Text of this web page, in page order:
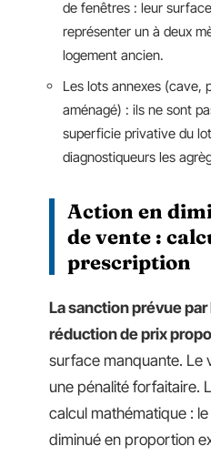
de fenêtres : leur
représenter un à deux
logement ancien.
Les lots annexes (cave,
aménagé) : ils ne sont
superficie privative du
diagnostiqueurs les
Action en
de vente :
prescription
La sanction prévue
réduction de prix
surface manquante. Le
une pénalité forfaitaire.
calcul mathématique :
diminué en proportion